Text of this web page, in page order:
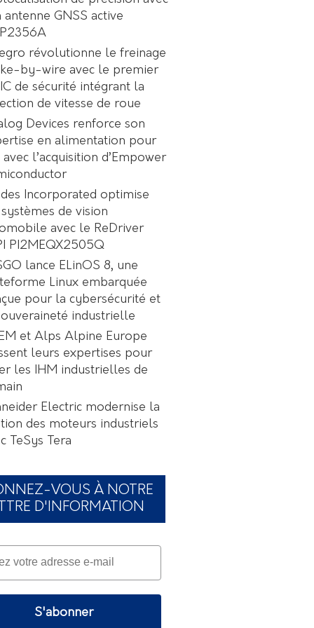
antenne GNSS active
révolutionne le freinage
by-wire avec le premier
de sécurité intégrant la
de vitesse de roue
Devices renforce son
en alimentation pour
avec l’acquisition d’Empower
Incorporated optimise
de vision
avec le ReDriver
PI2MEQX2505Q
lance ELinOS 8, une
Linux embarquée
pour la cybersécurité et
industrielle
et Alps Alpine Europe
leurs expertises pour
les IHM industrielles de
Electric modernise la
des moteurs industriels
TeSys Tera
VOUS À NOTRE
D'INFORMATION
S'abonner